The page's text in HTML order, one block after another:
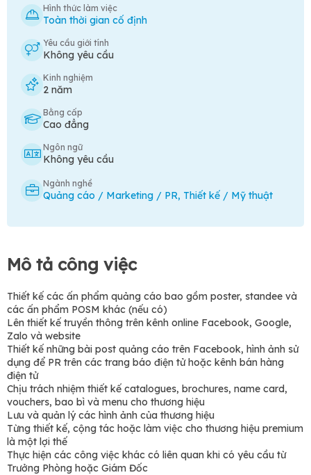
Hình thức làm việc
Toàn thời gian cố định
Yêu cầu giới tính
Không yêu cầu
Kinh nghiệm
2 năm
Bằng cấp
Cao đẳng
Ngôn ngữ
Không yêu cầu
Ngành nghề
Quảng cáo / Marketing / PR, Thiết kế / Mỹ thuật
Mô tả công việc
Thiết kế các ấn phẩm quảng cáo bao gồm poster, standee và
các ấn phẩm POSM khác (nếu có)
Lên thiết kế truyền thông trên kênh online Facebook, Google,
Zalo và website
Thiết kế những bài post quảng cáo trên Facebook, hình ảnh sử
dụng để PR trên các trang báo điện tử hoặc kênh bán hàng
điện tử
Chịu trách nhiệm thiết kế catalogues, brochures, name card,
vouchers, bao bì và menu cho thương hiệu
Lưu và quản lý các hình ảnh của thương hiệu
Từng thiết kế, cộng tác hoặc làm việc cho thương hiệu premium
là một lợi thế
Thực hiện các công việc khác có liên quan khi có yêu cầu từ
Trưởng Phòng hoặc Giám Đốc